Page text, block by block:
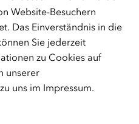
zur Verfügung.
innen der
zuständige Stelle im
Website-Besuchern
Das Einverständnis in die
Sie jederzeit
zu Cookies auf
unserer
uns im Impressum.